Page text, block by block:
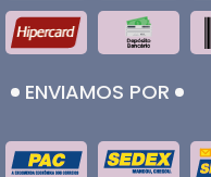
ENVIAMOS POR